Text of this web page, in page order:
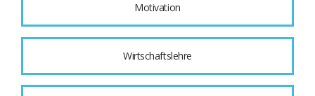
Motivation
Wirtschaftslehre